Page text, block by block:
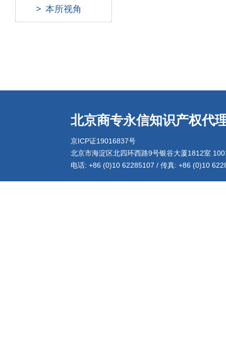
> 本所视角
北京商专永信知识产权代
京ICP证19016837号
北京市海淀区北四环西路9号银谷大厦1812室
电话: +86 (0)10 62285107 / 传真: +86 (0)10